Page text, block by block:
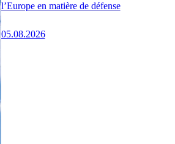
l’Europe en matière de défense
05.08.2026